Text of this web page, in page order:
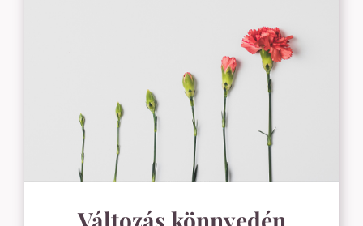
Változás könnyedén